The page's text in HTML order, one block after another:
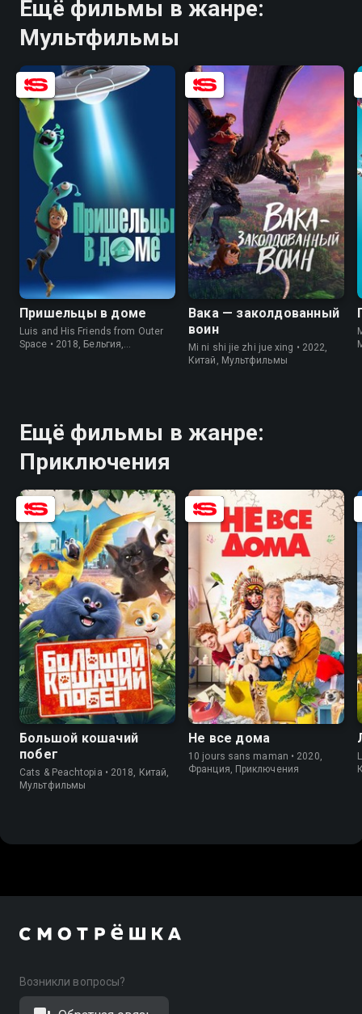
Ещё фильмы в жанре:
Мультфильмы
7.2
Пришельцы в доме
Luis and His Friends from Outer
Space • 2018, Бельгия,
6.9 5.4
Вака — заколдованный
воин
Mi ni shi jie zhi jue xing • 2022,
Китай, Мультфильмы
Ещё фильмы в жанре:
Приключения
7.3 4.8
Большой кошачий
побег
Cats & Peachtopia • 2018, Китай,
Мультфильмы
7.0 5.4
Не все дома
10 jours sans maman • 2020,
Франция, Приключения
Возникли вопросы?